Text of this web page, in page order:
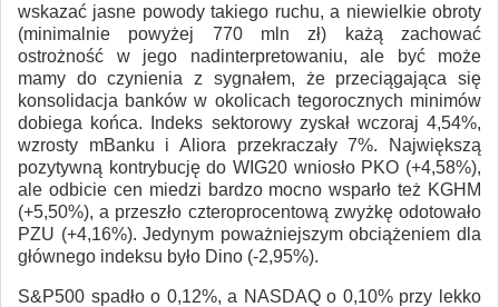
wskazać jasne powody takiego ruchu, a niewielkie obroty
(minimalnie powyżej 770 mln zł) każą zachować
ostrożność w jego nadinterpretowaniu, ale być może
mamy do czynienia z sygnałem, że przeciągająca się
konsolidacja banków w okolicach tegorocznych minimów
dobiega końca. Indeks sektorowy zyskał wczoraj 4,54%,
wzrosty mBanku i Aliora przekraczały 7%. Największą
pozytywną kontrybucję do WIG20 wniosło PKO (+4,58%),
ale odbicie cen miedzi bardzo mocno wsparło też KGHM
(+5,50%), a przeszło czteroprocentową zwyżkę odotowało
PZU (+4,16%). Jedynym poważniejszym obciążeniem dla
głównego indeksu było Dino (-2,95%).
S&P500 spadło o 0,12%, a NASDAQ o 0,10% przy lekko